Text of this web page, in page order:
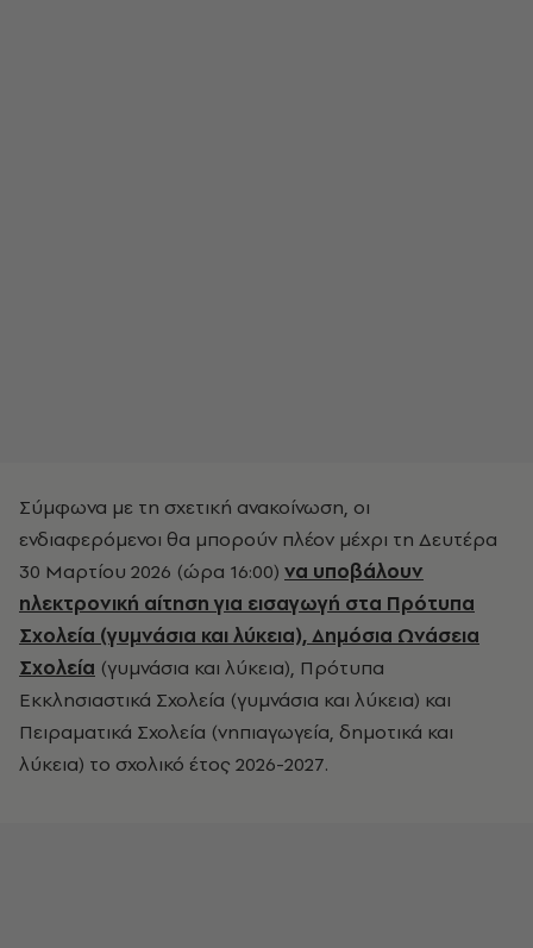
Σύμφωνα με τη σχετική ανακοίνωση, οι
ενδιαφερόμενοι θα μπορούν πλέον μέχρι τη Δευτέρα
30 Μαρτίου 2026 (ώρα 16:00) να υποβάλουν
ηλεκτρονική αίτηση για εισαγωγή στα Πρότυπα
Σχολεία (γυμνάσια και λύκεια), Δημόσια Ωνάσεια
Σχολεία (γυμνάσια και λύκεια), Πρότυπα
Εκκλησιαστικά Σχολεία (γυμνάσια και λύκεια) και
Πειραματικά Σχολεία (νηπιαγωγεία, δημοτικά και
λύκεια) το σχολικό έτος 2026-2027.